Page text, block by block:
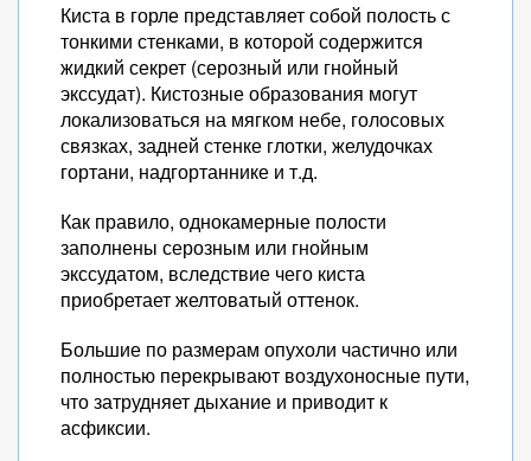
Киста в горле представляет собой полость с
тонкими стенками, в которой содержится
жидкий секрет (серозный или гнойный
экссудат). Кистозные образования могут
локализоваться на мягком небе, голосовых
связках, задней стенке глотки, желудочках
гортани, надгортаннике и т.д.
Как правило, однокамерные полости
заполнены серозным или гнойным
экссудатом, вследствие чего киста
приобретает желтоватый оттенок.
Большие по размерам опухоли частично или
полностью перекрывают воздухоносные пути,
что затрудняет дыхание и приводит к
асфиксии.